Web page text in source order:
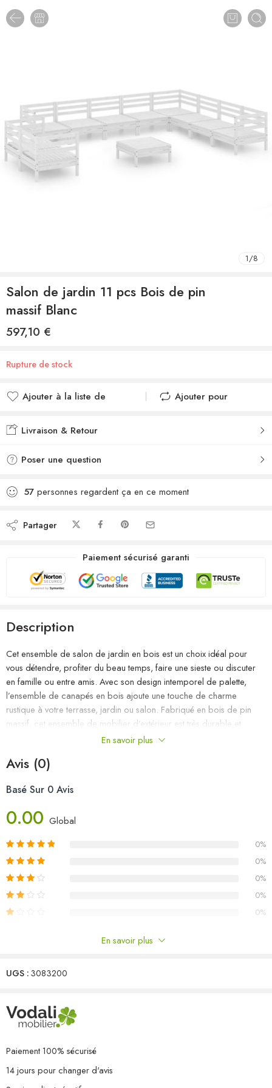
1/8
Salon de jardin 11 pcs Bois de pin
massif Blanc
597,10 €
Rupture de stock
Ajouter à la liste de
Ajouté à la liste de
Ajouter pour
Livraison & Retour
Poser une question
57 personnes regardent ça en ce moment
Partager
Paiement sécurisé garanti
Description
Cet ensemble de salon de jardin en bois est un choix idéal pour
vous détendre, profiter du beau temps, faire une sieste ou discuter
en famille ou entre amis. Avec son design intemporel de palette,
l’ensemble de canapés en bois ajoute une touche de charme
rustique à votre terrasse, jardin ou salon. Fabriqué en bois de pin
massif, cet ensemble de mobilier d’extérieur est très durable et
résistant aux intempéries. Cet ensemble de canapés a une
conception modulaire permet également de placer l’ensemble dans
prolonger la durée de vie des meubles d’extérieur, nous vous
Matériau : bois de pin massif
Dimensions du canapé central/d’angle : 63,5 x 63,5 x 62,5 cm (L
x l x H)
Dimensions du repose-pied/de la table : 63,5 x 63,5 x 28,5 cm
(L x l x H)
1 x repose-pied/table
En savoir plus
Avis (0)
Basé Sur 0 Avis
0.00 Global
0%
0%
0%
0%
0%
Il n'y a pas encore de critiques.
En savoir plus
UGS :3083200
Paiement 100% sécurisé
14 jours pour changer d'avis